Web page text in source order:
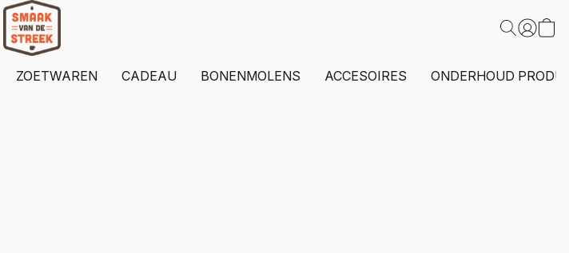
ZOETWAREN CADEAU BONENMOLENS ACCESOIRES ONDERHOUD